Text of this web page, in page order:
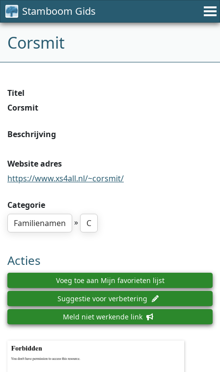
Stamboom Gids
Corsmit
Titel
Corsmit
Beschrijving
Website adres
https://www.xs4all.nl/~corsmit/
Categorie
Familienamen
» C
Acties
Voeg toe aan Mijn favorieten lijst
Suggestie voor verbetering
Meld niet werkende link